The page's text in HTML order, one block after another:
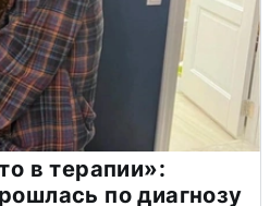
в терапии»:
по диагнозу